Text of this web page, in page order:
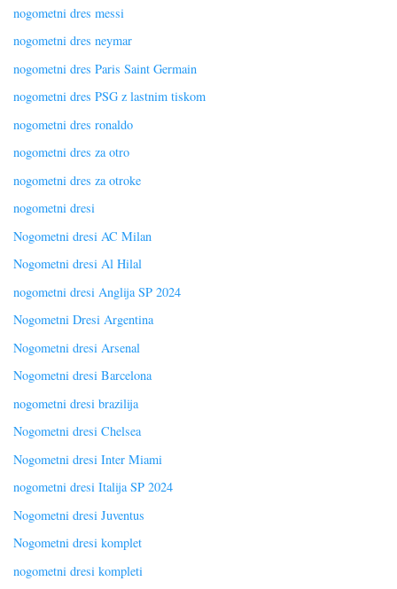
nogometni dres messi
nogometni dres neymar
nogometni dres Paris Saint Germain
nogometni dres PSG z lastnim tiskom
nogometni dres ronaldo
nogometni dres za otro
nogometni dres za otroke
nogometni dresi
Nogometni dresi AC Milan
Nogometni dresi Al Hilal
nogometni dresi Anglija SP 2024
Nogometni Dresi Argentina
Nogometni dresi Arsenal
Nogometni dresi Barcelona
nogometni dresi brazilija
Nogometni dresi Chelsea
Nogometni dresi Inter Miami
nogometni dresi Italija SP 2024
Nogometni dresi Juventus
Nogometni dresi komplet
nogometni dresi kompleti